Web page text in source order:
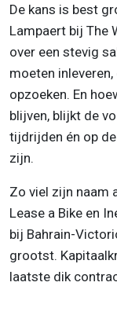
De kans is best
Lampaert bij The
over een stevig
moeten
opzoeken. En
blijven, blijkt de
tijdrijden én op
zijn.
Zo viel zijn naam
Lease a Bike en
bij Bahrain-
grootst.
laatste dik